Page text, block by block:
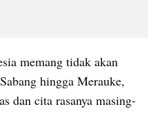
memang tidak akan
hingga Merauke,
dan cita rasanya masing-